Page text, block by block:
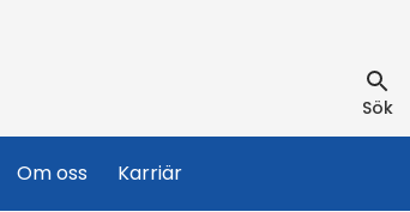
Sök
Om oss Karriär